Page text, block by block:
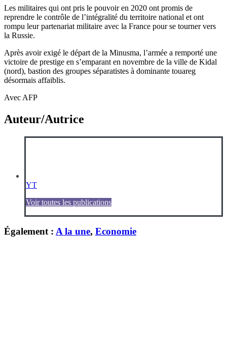
Les militaires qui ont pris le pouvoir en 2020 ont promis de
reprendre le contrôle de l’intégralité du territoire national et ont
rompu leur partenariat militaire avec la France pour se tourner vers
la Russie.
Après avoir exigé le départ de la Minusma, l’armée a remporté une
victoire de prestige en s’emparant en novembre de la ville de Kidal
(nord), bastion des groupes séparatistes à dominante touareg
désormais affaiblis.
Avec AFP
Auteur/Autrice
YT
Voir toutes les publications
Également : A la une, Economie